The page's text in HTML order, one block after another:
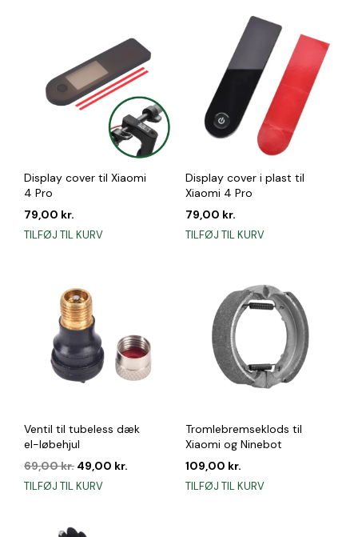
Display cover til Xiaomi
4 Pro
79,00 kr.
TILFØJ TIL KURV
Display cover i plast til
Xiaomi 4 Pro
79,00 kr.
TILFØJ TIL KURV
Ventil til tubeless dæk
el-løbehjul
69,00kr. Den
oprindelige
49,00 kr.
TILFØJ TIL KURV
Tromlebremseklods til
Xiaomi og Ninebot
109,00 kr.
TILFØJ TIL KURV